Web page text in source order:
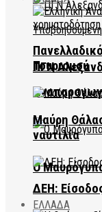
ΠΓΝ
Ο
ΕΛΛΑΔΑ
Τουρισμού
Μαύρη
ναυτιλία
ΔΕΗ: